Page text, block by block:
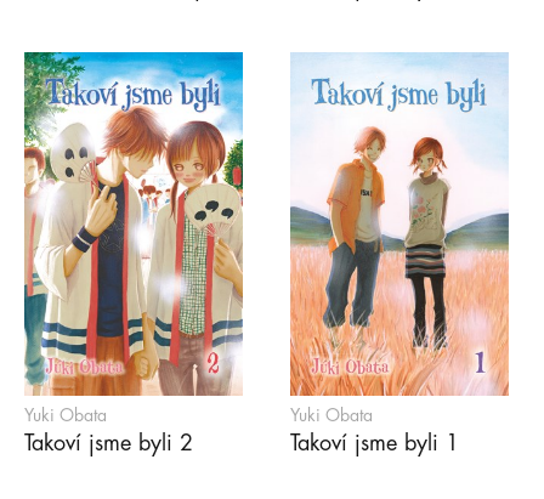
Yuki Obata
Takoví jsme byli 2
Yuki Obata
Takoví jsme byli 1